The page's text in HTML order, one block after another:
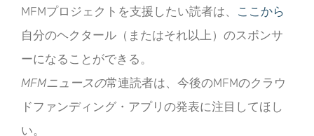
MFMプロジェクトを支援したい読者は、 ここから
自分のヘクタール（またはそれ以上）のスポンサ
ーになることができる。
MFMニュースの常連読者は、今後のMFMのクラウ
ドファンディング・アプリの発表に注目してほし
い。